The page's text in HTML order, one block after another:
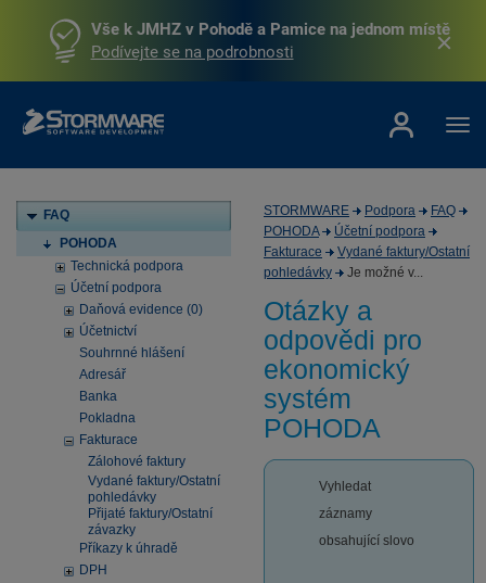
Vše k JMHZ v Pohodě a Pamice na jednom místě
Podívejte se na podrobnosti
FAQ
POHODA
Technická podpora
Účetní podpora
Daňová evidence (0)
Účetnictví
Souhrnné hlášení
Adresář
Banka
Pokladna
Fakturace
Zálohové faktury
Vydané faktury/Ostatní
pohledávky
Přijaté faktury/Ostatní
závazky
Příkazy k úhradě
DPH
STORMWARE Podpora
FAQ
POHODA
Účetní podpora
Fakturace
Vydané faktury/Ostatní
pohledávky
Je možné v...
Otázky a
odpovědi pro
ekonomický
systém
POHODA
Vyhledat
záznamy
obsahující slovo